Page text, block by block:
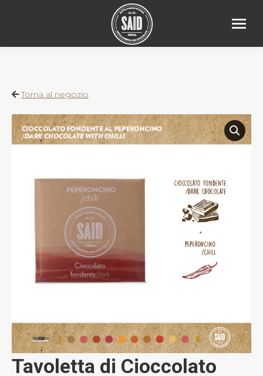
Torna al negozio
Tavoletta di Cioccolato